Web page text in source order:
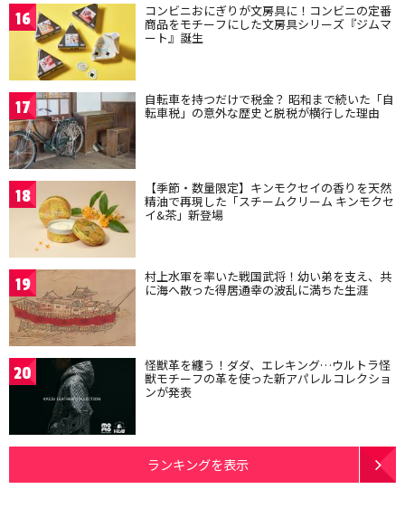
16 コンビニおにぎりが文房具に！コンビニの定番
商品をモチーフにした文房具シリーズ『ジムマ
ート』誕生
17 自転車を持つだけで税金？ 昭和まで続いた「自
転車税」の意外な歴史と脱税が横行した理由
18 【季節・数量限定】キンモクセイの香りを天然
精油で再現した「スチームクリーム キンモクセ
イ&茶」新登場
19 村上水軍を率いた戦国武将！幼い弟を支え、共
に海へ散った得居通幸の波乱に満ちた生涯
20 怪獣革を纏う！ダダ、エレキング…ウルトラ怪
獣モチーフの革を使った新アパレルコレクショ
ンが発表
ランキングを表示